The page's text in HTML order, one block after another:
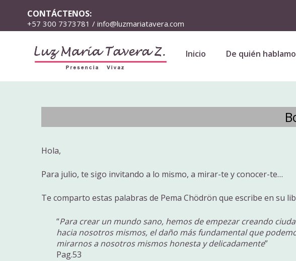
CONTÁCTENOS:
+57 300 7373781 / info@luzmariatavera.com
Inicio De quién
Hola,
Para julio, te sigo invitando a lo mismo, a mirar-te y conocer-te…
Te comparto estas palabras de Pema Chödrön que escribe en su
“Para crear un mundo sano, hemos de empezar creando
hacia nosotros mismos, el daño más fundamental que
mirarnos a nosotros mismos honesta y delicadamente”
Pag.53